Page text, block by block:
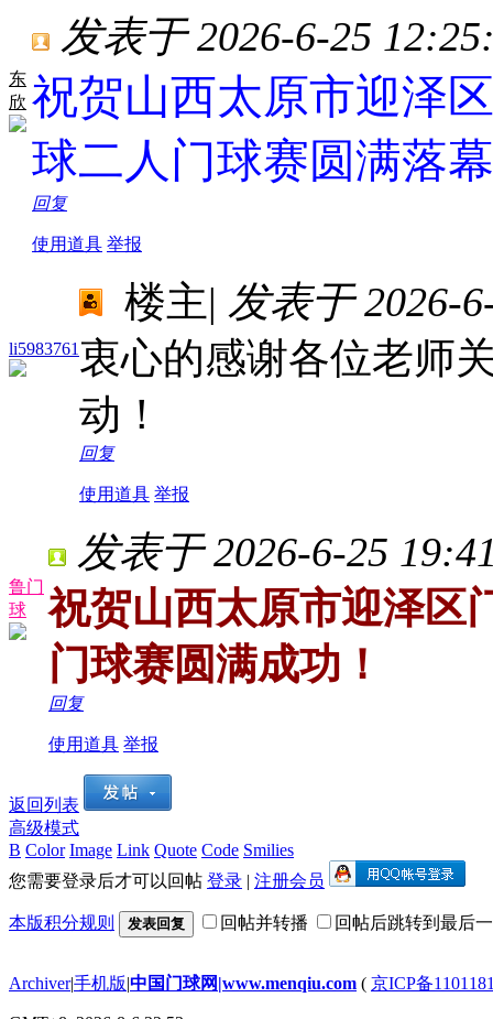
东
欣
发表于 2026-6-25
祝贺山西太原市迎泽
球二人门球赛圆满落
回复
使用道具 举报
li5983761
楼主| 发表于 2026-
衷心的感谢各位老师
动！
回复
使用道具 举报
鲁门
球
发表于 2026-6-25
祝贺山西太原市迎泽区
门球赛圆满成功！
回复
使用道具 举报
返回列表
高级模式
B Color Image Link Quote Code Smilies
您需要登录后才可以回帖 登录 | 注册会员
本版积分规则 发表回复 回帖并转播 回帖后跳转到最后
Archiver|手机版|中国门球网|www.menqiu.com ( 京ICP备